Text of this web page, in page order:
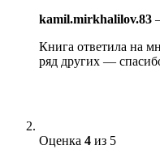
kamil.mirkhalilov.83
Книга ответила на
ряд других —
Оценка 4 из 5